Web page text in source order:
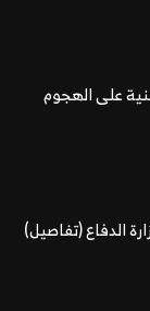
على الهجوم
الدفاع (تفاصيل)